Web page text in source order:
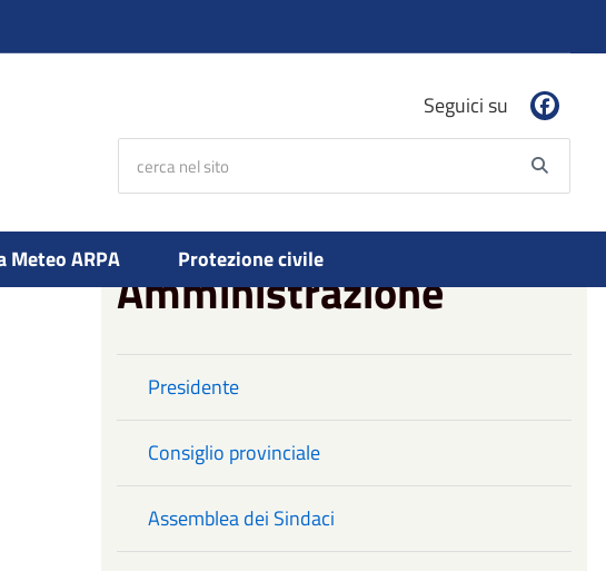
Seguici su
Meteo ARPA Protezione civile
Amministrazione
Presidente
Consiglio provinciale
Assemblea dei Sindaci